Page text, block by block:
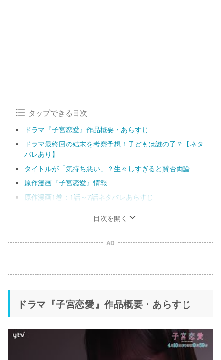
タップできる目次
ドラマ『子宮恋愛』作品概要・あらすじ
ドラマ最終回の結末を考察予想！子どもは誰の子？【ネタ
バレあり】
タイトルが「気持ち悪い」？生々しすぎると賛否両論
原作漫画『子宮恋愛』情報
原作漫画1巻：1話～7話ネタバレあらすじ
目次を開く
AD
ドラマ『子宮恋愛』作品概要・あらすじ